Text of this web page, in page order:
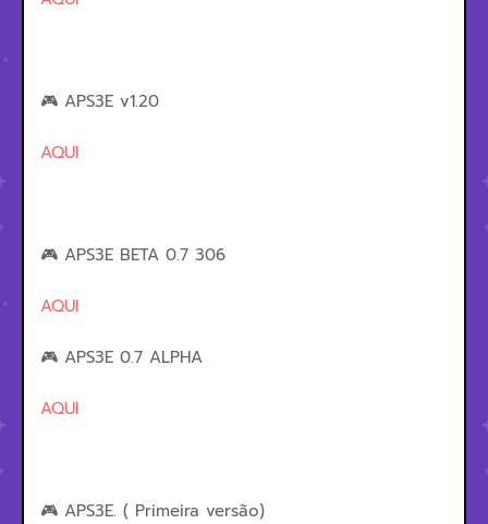
🎮 APS3E v1.20
AQUI
🎮 APS3E BETA 0.7 306
AQUI
🎮 APS3E 0.7 ALPHA
AQUI
🎮 APS3E. ( Primeira versão)